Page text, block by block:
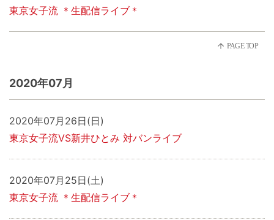
東京女子流 ＊生配信ライブ＊
2020年07月
2020年07月26日(日)
東京女子流VS新井ひとみ 対バンライブ
2020年07月25日(土)
東京女子流 ＊生配信ライブ＊